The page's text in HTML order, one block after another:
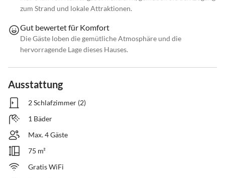
zum Strand und lokale Attraktionen.
Gut bewertet für Komfort
Die Gäste loben die gemütliche Atmosphäre und die
hervorragende Lage dieses Hauses.
Ausstattung
2 Schlafzimmer (2)
1 Bäder
Max. 4 Gäste
75 m²
Gratis WiFi